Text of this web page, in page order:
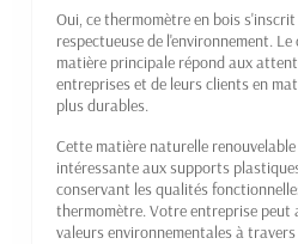
Oui, ce thermomètre en bois
respectueuse de l'environnement.
matière principale répond aux
entreprises et de leurs clients en
plus durables.
Cette matière naturelle
intéressante aux supports
conservant les qualités
thermomètre. Votre entreprise peut
valeurs environnementales à travers